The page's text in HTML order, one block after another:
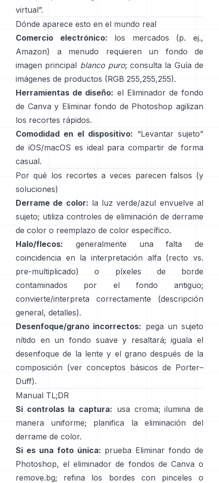
virtual”.
Dónde aparece esto en el mundo real
Comercio electrónico: los mercados (p. ej.,
Amazon) a menudo requieren un fondo de
imagen principal blanco puro; consulta la Guía de
imágenes de productos (RGB 255,255,255).
Herramientas de diseño: el Eliminador de fondo
de Canva y Eliminar fondo de Photoshop agilizan
los recortes rápidos.
Comodidad en el dispositivo: “Levantar sujeto”
de iOS/macOS es ideal para compartir de forma
casual.
Por qué los recortes a veces parecen falsos (y
soluciones)
Derrame de color: la luz verde/azul envuelve al
sujeto; utiliza controles de eliminación de derrame
de color o reemplazo de color específico.
Halo/flecos: generalmente una falta de
coincidencia en la interpretación alfa (recto vs.
pre-multiplicado) o píxeles de borde
contaminados por el fondo antiguo;
convierte/interpreta correctamente
(descripción
general, detalles).
Desenfoque/grano incorrectos: pega un sujeto
nítido en un fondo suave y resaltará; iguala el
desenfoque de la lente y el grano después de la
composición (ver conceptos básicos de Porter–
Duff).
Manual TL;DR
Si controlas la captura: usa croma; ilumina de
manera uniforme; planifica la
eliminación del
derrame de color.
Si es una foto única: prueba Eliminar fondo de
Photoshop, eleliminador de fondos de Canva o
remove.bg; refina los bordes con pinceles o